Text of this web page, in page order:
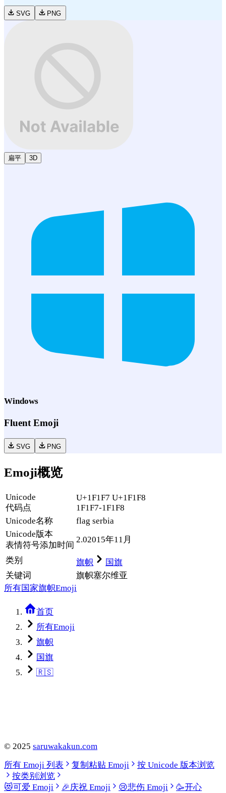
SVG PNG
扁平 3D
Windows
Fluent Emoji
SVG PNG
Emoji概览
Unicode
代码点
U+1F1F7 U+1F1F8
1F1F7-1F1F8
Unicode名称
flag serbia
Unicode版本
表情符号添加时间
2.02015年11月
类别 旗帜
国旗
关键词
旗帜塞尔维亚
所有国家旗帜Emoji
首页
所有Emoji
旗帜
国旗
🇷🇸
© 2025 saruwakakun.com
所有 Emoji 列表
复制粘贴 Emoji
按 Unicode 版本浏览
按类别浏览
😻可爱 Emoji 🎉庆祝 Emoji 😢悲伤 Emoji 🥳开心